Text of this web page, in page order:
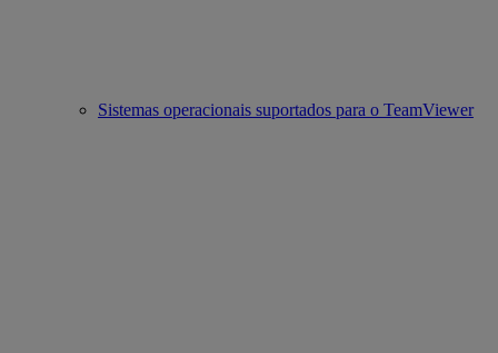
Sistemas operacionais suportados para o TeamViewer